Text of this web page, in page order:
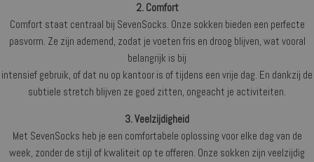
2. Comfort
Comfort staat centraal bij SevenSocks. Onze sokken bieden een perfecte
pasvorm. Ze zijn ademend, zodat je voeten fris en droog blijven, wat vooral
belangrijk is bij
intensief gebruik, of dat nu op kantoor is of tijdens een vrije dag. En dankzij de
subtiele stretch blijven ze goed zitten, ongeacht je activiteiten.
3. Veelzijdigheid
Met SevenSocks heb je een comfortabele oplossing voor elke dag van de
week, zonder de stijl of kwaliteit op te offeren. Onze sokken zijn veelzijdig